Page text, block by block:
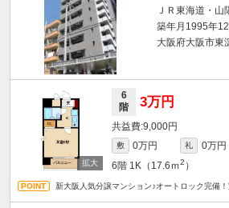
ＪＲ東海道・山
築年月1995年
大阪府大阪市東
6
階
3万円
9,000円
敷 0万円 礼
0万円
6階 1K（17.6ｍ2 ）
新大阪人気分譲マンション♪オートロック完備！